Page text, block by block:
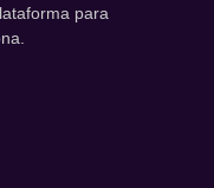
para